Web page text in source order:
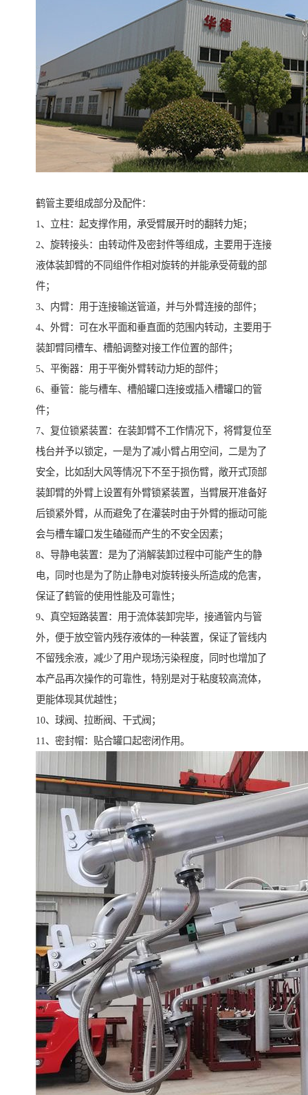
鹤管主要组成部分及配件：
1、立柱：起支撑作用，承受臂展开时的翻转力矩；
2、旋转接头：由转动件及密封件等组成，主要用于连接
液体装卸臂的不同组件作相对旋转的并能承受荷载的部
件；
3、内臂：用于连接输送管道，并与外臂连接的部件；
4、外臂：可在水平面和垂直面的范围内转动，主要用于
装卸臂同槽车、槽船调整对接工作位置的部件；
5、平衡器：用于平衡外臂转动力矩的部件；
6、垂管：能与槽车、槽船罐口连接或插入槽罐口的管
件；
7、复位锁紧装置：在装卸臂不工作情况下，将臂复位至
栈台并予以锁定，一是为了减小臂占用空间，二是为了
安全，比如刮大风等情况下不至于损伤臂，敞开式顶部
装卸臂的外臂上设置有外臂锁紧装置，当臂展开准备好
后锁紧外臂，从而避免了在灌装时由于外臂的振动可能
会与槽车罐口发生磕碰而产生的不安全因素；
8、导静电装置：是为了消解装卸过程中可能产生的静
电，同时也是为了防止静电对旋转接头所造成的危害，
保证了鹤管的使用性能及可靠性；
9、真空短路装置：用于流体装卸完毕，接通管内与管
外，便于放空管内残存液体的一种装置，保证了管线内
不留残余液，减少了用户现场污染程度，同时也增加了
本产品再次操作的可靠性，特别是对于粘度较高流体，
更能体现其优越性；
10、球阀、拉断阀、干式阀；
11、密封帽：贴合罐口起密闭作用。